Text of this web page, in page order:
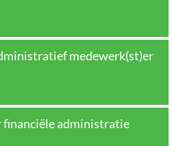
medewerk(st)er
financiële administratie